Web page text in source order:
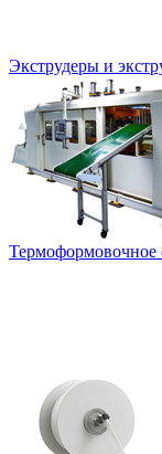
Экструдеры и
Термоформовочное